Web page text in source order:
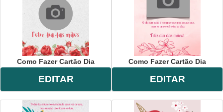
Como Fazer Cartão Dia
EDITAR
Como Fazer Cartão Dia
EDITAR